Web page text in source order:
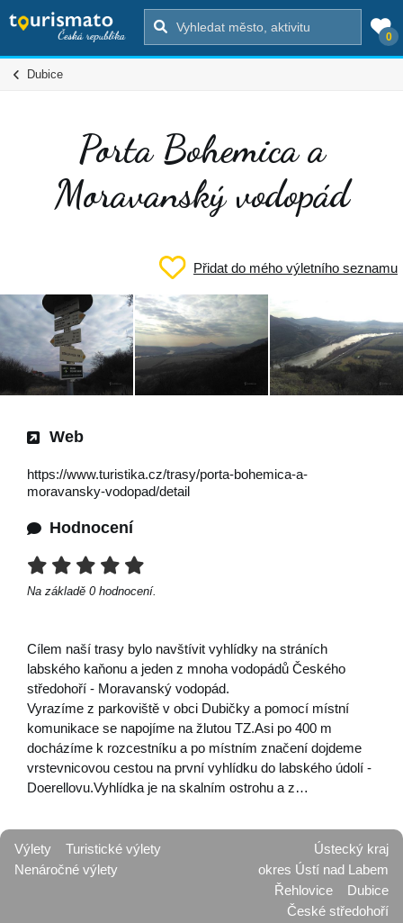
0
Dubice
Porta Bohemica a
Moravanský vodopád
Přidat do mého výletního seznamu
Web
https://www.turistika.cz/trasy/porta-bohemica-a-
moravansky-vodopad/detail
Hodnocení
Na základě 0 hodnocení.
Cílem naší trasy bylo navštívit vyhlídky na stráních
labského kaňonu a jeden z mnoha vodopádů Českého
středohoří - Moravanský vodopád.
Vyrazíme z parkoviště v obci Dubičky a pomocí místní
komunikace se napojíme na žlutou TZ.Asi po 400 m
docházíme k rozcestníku a po místním značení dojdeme
vrstevnicovou cestou na první vyhlídku do labského údolí -
Doerellovu.Vyhlídka je na skalním ostrohu a z…
Výlety
Turistické výlety
Nenáročné výlety
Ústecký kraj
okres Ústí nad Labem
Řehlovice
Dubice
České středohoří